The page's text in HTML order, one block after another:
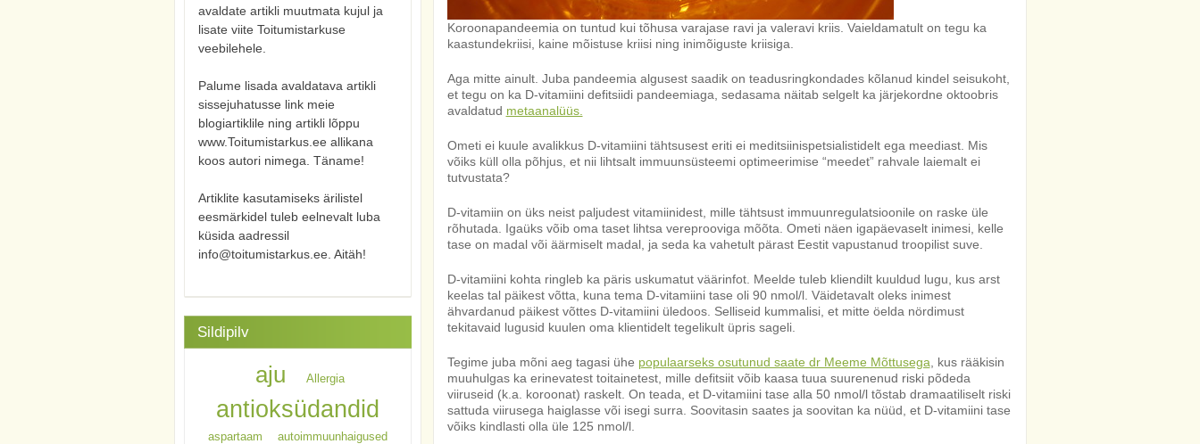
Koroonapandeemia on tuntud kui tõhusa varajase ravi ja valeravi kriis. Vaieldamatult on tegu ka
kaastundekriisi, kaine mõistuse kriisi ning inimõiguste kriisiga.
Aga mitte ainult. Juba pandeemia algusest saadik on teadusringkondades kõlanud kindel seisukoht,
et tegu on ka D-vitamiini defitsiidi pandeemiaga, sedasama näitab selgelt ka järjekordne oktoobris
avaldatud metaanalüüs.
Ometi ei kuule avalikkus D-vitamiini tähtsusest eriti ei meditsiinispetsialistidelt ega meediast. Mis
võiks küll olla põhjus, et nii lihtsalt immuunsüsteemi optimeerimise “meedet” rahvale laiemalt ei
tutvustata?
D-vitamiin on üks neist paljudest vitamiinidest, mille tähtsust immuunregulatsioonile on raske üle
rõhutada. Igaüks võib oma taset lihtsa vereprooviga mõõta. Ometi näen igapäevaselt inimesi, kelle
tase on madal või äärmiselt madal, ja seda ka vahetult pärast Eestit vapustanud troopilist suve.
D-vitamiini kohta ringleb ka päris uskumatut väärinfot. Meelde tuleb kliendilt kuuldud lugu, kus arst
keelas tal päikest võtta, kuna tema D-vitamiini tase oli 90 nmol/l. Väidetavalt oleks inimest
ähvardanud päikest võttes D-vitamiini üledoos. Selliseid kummalisi, et mitte öelda nördimust
tekitavaid lugusid kuulen oma klientidelt tegelikult üpris sageli.
Tegime juba mõni aeg tagasi ühe populaarseks osutunud saate dr Meeme Mõttusega , kus rääkisin
muuhulgas ka erinevatest toitainetest, mille defitsiit võib kaasa tuua suurenenud riski põdeda
viiruseid (k.a. koroonat) raskelt. On teada, et D-vitamiini tase alla 50 nmol/l tõstab dramaatiliselt riski
sattuda viirusega haiglasse või isegi surra. Soovitasin saates ja soovitan ka nüüd, et D-vitamiini tase
võiks kindlasti olla üle 125 nmol/l.
avaldate artikli muutmata kujul ja
lisate viite Toitumistarkuse
veebilehele.
Palume lisada avaldatava artikli
sissejuhatusse link meie
blogiartiklile ning artikli lõppu
www.Toitumistarkus.ee allikana
koos autori nimega. Täname!
Artiklite kasutamiseks ärilistel
eesmärkidel tuleb eelnevalt luba
küsida aadressil
info@toitumistarkus.ee. Aitäh!
Sildipilv
aju Allergia
antioksüdandid
aspartaam autoimmuunhaigused